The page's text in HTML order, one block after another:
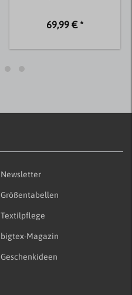
69,99 € *
Newsletter
Größentabellen
Textilpflege
bigtex-Magazin
Geschenkideen